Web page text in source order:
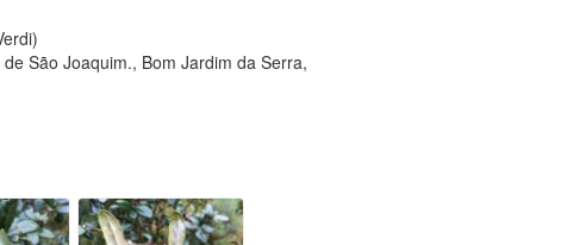
São Joaquim., Bom Jardim da Serra,